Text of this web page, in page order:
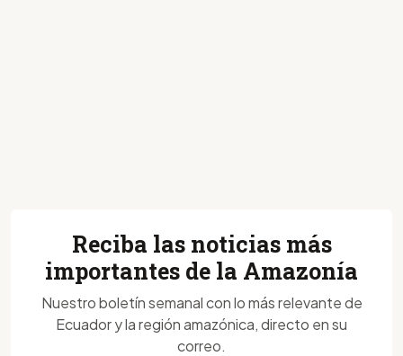
Reciba las noticias más
importantes de la Amazonía
Nuestro boletín semanal con lo más relevante de
Ecuador y la región amazónica, directo en su
correo.